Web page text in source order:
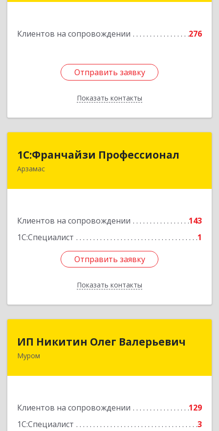
Клиентов на сопровождении 276
Отправить заявку
Показать контакты
Отправить заявку
Назад
1С:Франчайзи Профессионал
Арзамас
Клиентов на сопровождении
143
1С:Специалист
1
Отправить заявку
Показать контакты
1С:Франчайзи Профессионал
607227, Нижегородская обл, Арзамас г, Кирова
Отправить заявку
Назад
ИП Никитин Олег Валерьевич
Муром
Клиентов на сопровождении
129
1С:Специалист
3